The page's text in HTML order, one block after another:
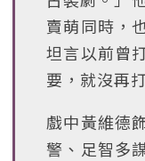
賣萌同時，
坦言以前曾
要，就沒再
戲中黃維德
警、足智多